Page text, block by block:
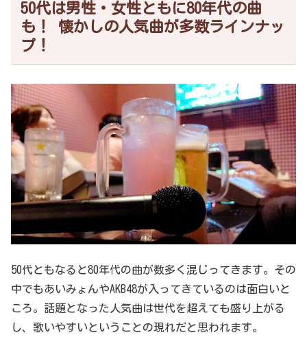
50代は男性・女性ともに80年代の曲
も！ 懐かしの人気曲が多数ラインナッ
プ！
50代ともなると80年代の曲が数多く混じってきます。その
中でもあいみょんやAKB48が入ってきているのは面白いと
ころ。話題となった人気曲は世代を超えても盛り上がる
し、歌いやすいということの現れだと思われます。